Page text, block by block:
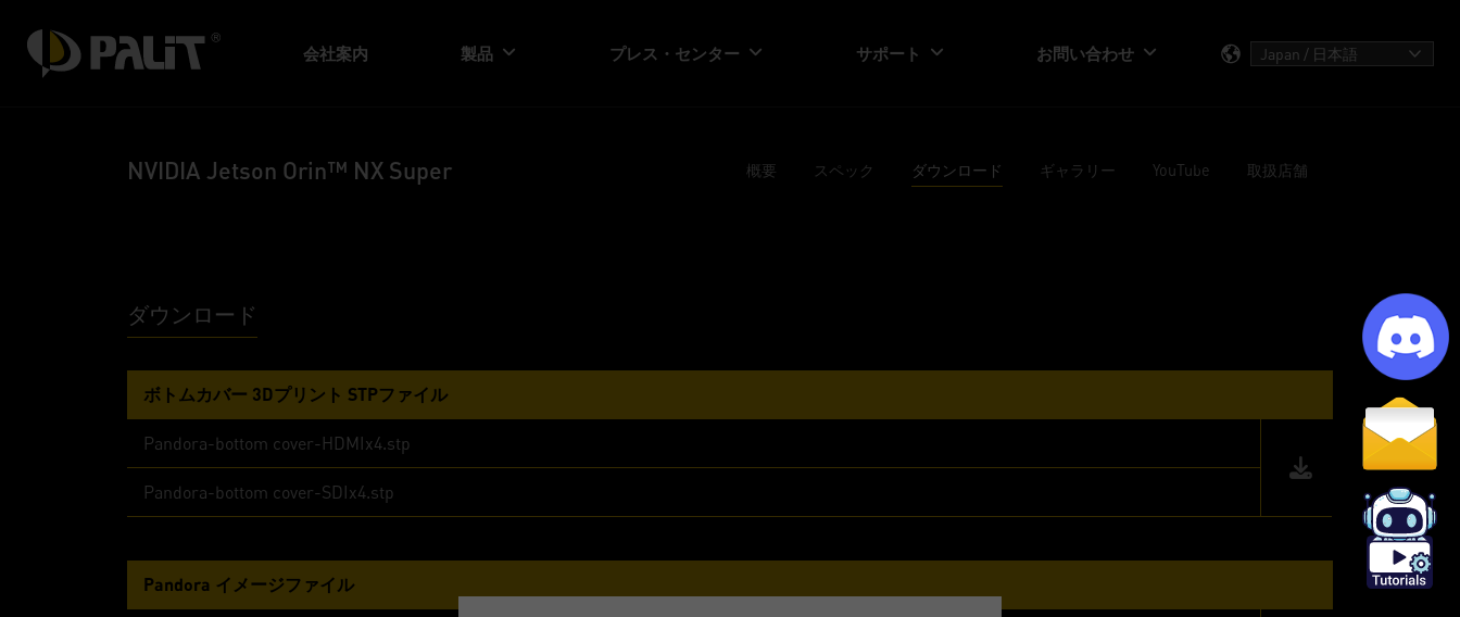
会社案内 製品 プレス・センター サポート お問い合わせ
NVIDIA Jetson Orin™ NX Super 概要 スペック ダウンロード ギャラリー YouTube 取扱店舗
ダウンロード
ボトムカバー 3Dプリント STPファイル
Pandora-bottom cover-HDMIx4.stp
Pandora-bottom cover-SDIx4.stp
Pandora イメージファイル